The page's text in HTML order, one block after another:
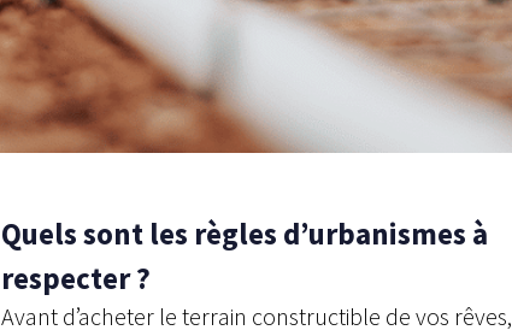
Quels sont les règles d’urbanismes à
respecter ?
Avant d’acheter le terrain constructible de vos rêves,